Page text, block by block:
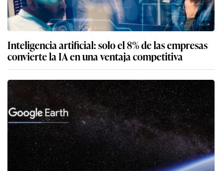
Inteligencia artificial: solo el 8% de las empresas
convierte la IA en una ventaja competitiva